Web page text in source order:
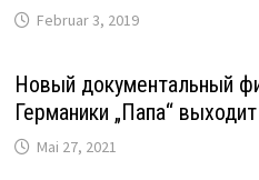
Februar 3, 2019
Новый документальный
Германики „Папа“
Mai 27, 2021